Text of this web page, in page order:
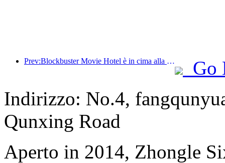
Prev:Blockbuster Movie Hotel è in cima alla lista degli hotel a tema cinematografico e l'influenza del suo marchio è stata migliorata
Go
Indirizzo: No.4,
Qunxing Road
Aperto in 2014, Zhongle